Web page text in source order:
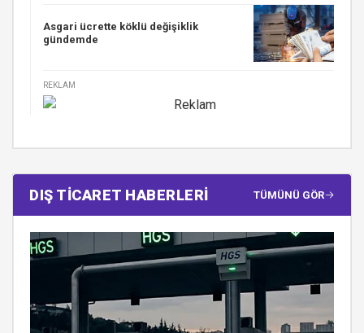
Asgari ücrette köklü değişiklik
gündemde
REKLAM
DIŞ TİCARET HABERLERİ TÜMÜNÜ GÖR